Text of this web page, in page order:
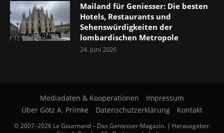
Mailand für Geniesser: Die besten
Hotels, Restaurants und
Sehenswürdigkeiten der
lombardischen Metropole
24. Juni 2026
Mediadaten & Kooperationen
Impressum
Über Götz A. Primke
Datenschutzerklärung Kontakt
© 2007–2026 Le Gourmand – Das Geniesser-Magazin. | Herausgeber: